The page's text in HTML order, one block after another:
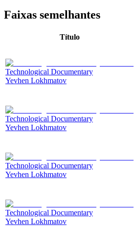
Faixas semelhantes
Título
Technological Documentary
Yevhen Lokhmatov
Technological Documentary
Yevhen Lokhmatov
Technological Documentary
Yevhen Lokhmatov
Technological Documentary
Yevhen Lokhmatov